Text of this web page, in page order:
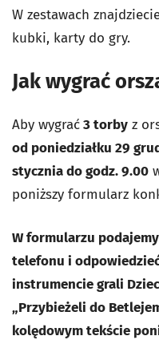
W zestawach
kubki, karty do gry.
Jak wygrać
Aby wygrać3 torby z
od poniedziałku 29
stycznia do godz. 9.00
poniższy formularz
W formularzu
telefonu i
instrumencie grali
„Przybieżeli do
kolędowym tekście